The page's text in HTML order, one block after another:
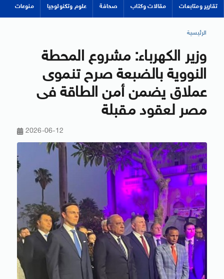
تقارير ومتابعات مقالات وكتاب صحافة علوم وتكنولوجيا منوعات
الرئيسية
وزير الكهرباء: مشروع المحطة
النووية بالضبعة صرح تنموى
عملاق يضمن أمن الطاقة فى
مصر لعقود مقبلة
2026-06-12